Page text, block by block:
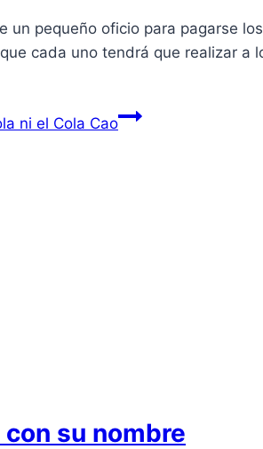
pequeño oficio para pagarse
cada uno tendrá que realizar a
ni el Cola Cao
su nombre